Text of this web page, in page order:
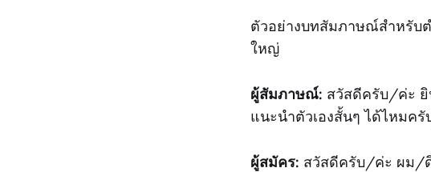
ตัวอย่างบทสัมภาษณ์สำหรับต
ใหญ่
ผู้สัมภาษณ์: สวัสดีครับ/ค่ะ
แนะนำตัวเองสั้นๆ ได้ไหมค
ผู้สมัคร: สวัสดีครับ/ค่ะ ผม/